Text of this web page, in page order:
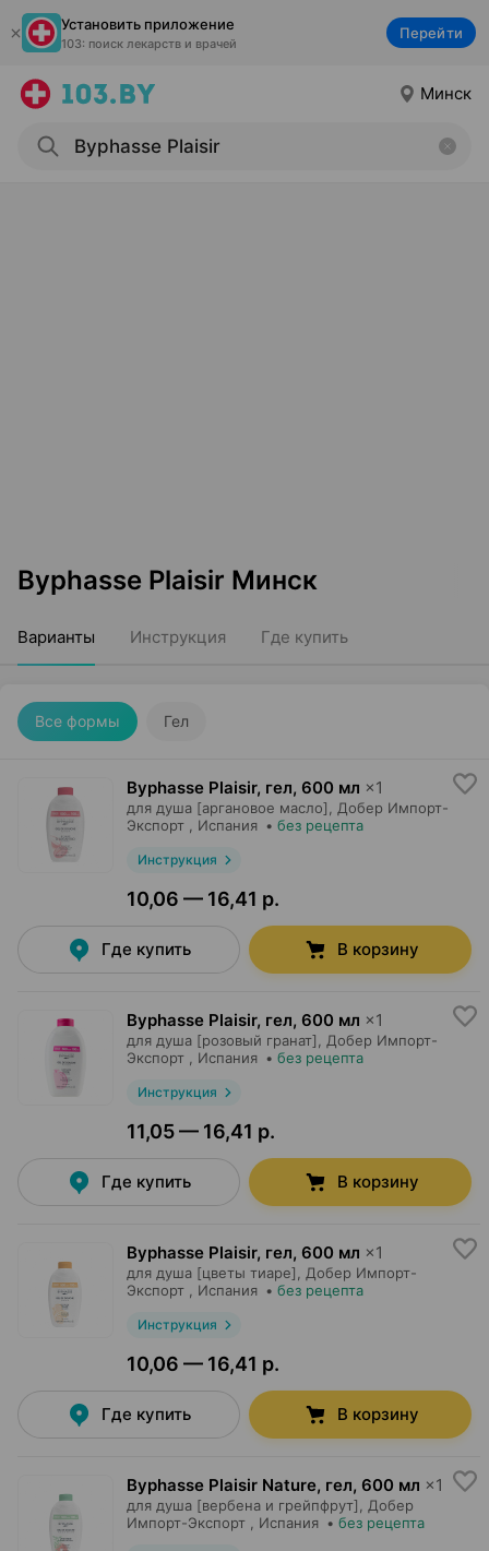
Установить приложение
103: поиск лекарств и врачей
Перейти
Минск
Byphasse Plaisir Минск
Варианты Инструкция Где купить
Все формы Гел
Byphasse Plaisir, гел, 600 мл ×1
для душа [аргановое масло],
Добер Импорт-
Экспорт
, Испания • без рецепта
Инструкция
10,06 — 16,41 р.
Где купить В корзину
Byphasse Plaisir, гел, 600 мл ×1
для душа [розовый гранат],
Добер Импорт-
Экспорт
, Испания • без рецепта
Инструкция
11,05 — 16,41 р.
Где купить В корзину
Byphasse Plaisir, гел, 600 мл ×1
для душа [цветы тиаре],
Добер Импорт-
Экспорт
, Испания • без рецепта
Инструкция
10,06 — 16,41 р.
Где купить В корзину
Byphasse Plaisir Nature, гел, 600 мл ×1
для душа [вербена и грейпфрут],
Добер
Импорт-Экспорт
, Испания • без рецепта